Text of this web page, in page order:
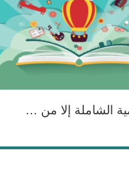
الشاملة إلا من …